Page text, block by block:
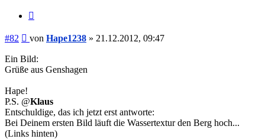
#82 Beitrag
von Hape1238 » 21.12.2012, 09:47
Ein Bild:
Grüße aus Genshagen
Hape!
P.S. @Klaus
Entschuldige, das ich jetzt erst antworte:
Bei Deinem ersten Bild läuft die Wassertextur den Berg hoch...
(Links hinten)